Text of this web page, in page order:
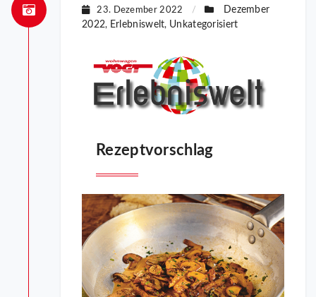
23. Dezember 2022 /
Dezember
2022, Erlebniswelt, Unkategorisiert
Rezeptvorschlag